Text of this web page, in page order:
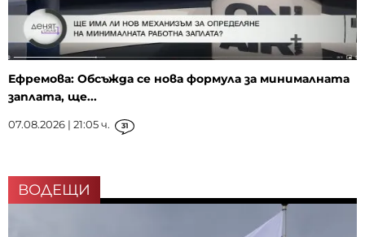
Ефремова: Обсъжда се нова формула за минималната
заплата, ще...
07.08.2026 | 21:05 ч. 31
ВОДЕЩИ